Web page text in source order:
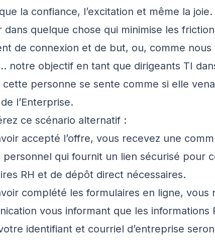
la confiance, l’excitation et même la
dans quelque chose qui minimise les
de connexion et de but, ou, comme nous
notre objectif en tant que dirigeants TI
cette personne se sente comme si elle
l’Enterprise.
ce scénario alternatif :
accepté l’offre, vous recevez une
personnel qui fournit un lien sécurisé pour
RH et de dépôt direct nécessaires.
complété les formulaires en ligne, vous
vous informant que les informations
identifiant et courriel d’entreprise